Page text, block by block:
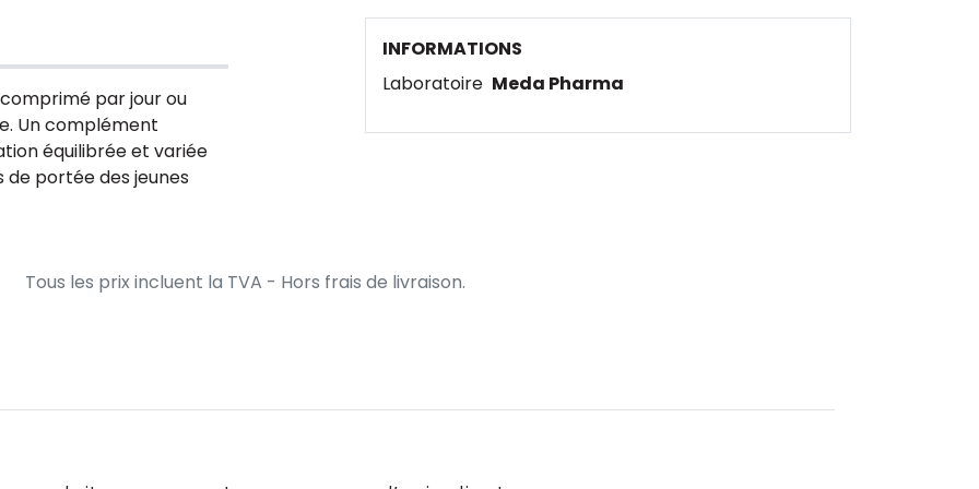
comprimé par jour ou
Un complément
équilibrée et variée
de portée des jeunes
INFORMATIONS
Laboratoire Meda Pharma
Tous les prix incluent la TVA - Hors frais de livraison.